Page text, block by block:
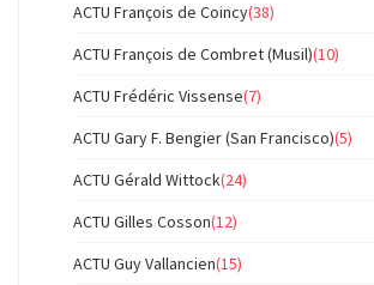
ACTU François de Coincy(38)
ACTU François de Combret (Musil)(10)
ACTU Frédéric Vissense(7)
ACTU Gary F. Bengier (San Francisco)(5)
ACTU Gérald Wittock(24)
ACTU Gilles Cosson(12)
ACTU Guy Vallancien(15)